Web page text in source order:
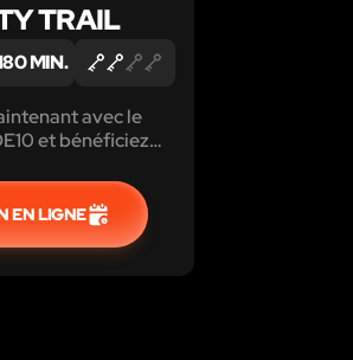
TRAIL
MIN.
avec le
et bénéficiez
city tour
EN LIGNE